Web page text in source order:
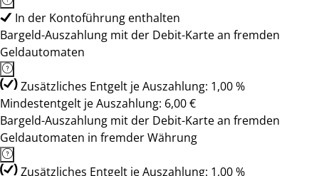
In der Kontoführung enthalten
Bargeld-Auszahlung mit der Debit-Karte an fremden
Geldautomaten
Zusätzliches Entgelt je Auszahlung: 1,00 %
Mindestentgelt je Auszahlung: 6,00 €
Bargeld-Auszahlung mit der Debit-Karte an fremden
Geldautomaten in fremder Währung
Zusätzliches Entgelt je Auszahlung: 1,00 %